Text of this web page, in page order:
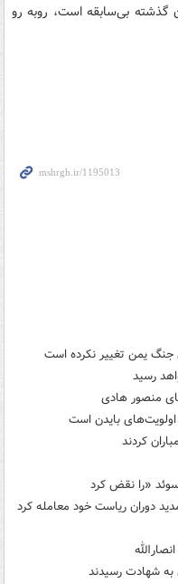
گذشته بی‌سابقه است، روبه رو
جنگ یمن تغییر نکرده است
رسید
منصور هادی
بایدن است
کردند
دوران ریاست خود معامله کرد